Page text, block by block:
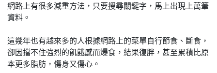
網路上有很多減重方法，只要搜尋關鍵字，馬上出現上萬筆
資料。
這幾年也有越來多的人根據網路上的菜單自行節食、斷食，
卻因擋不住強烈的飢餓感而爆食，結果復胖，甚至累積比原
本更多脂肪，傷身又傷心。